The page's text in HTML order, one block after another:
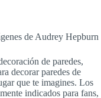
de Audrey Hepburn
de paredes,
decorar paredes de
que te imagines. Los
indicados para fans,